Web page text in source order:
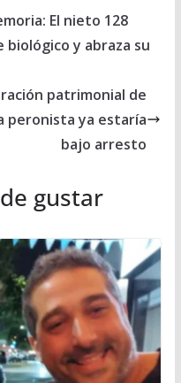
El nieto 128
y abraza su
patrimonial de
peronista ya estaría
bajo arresto
gustar